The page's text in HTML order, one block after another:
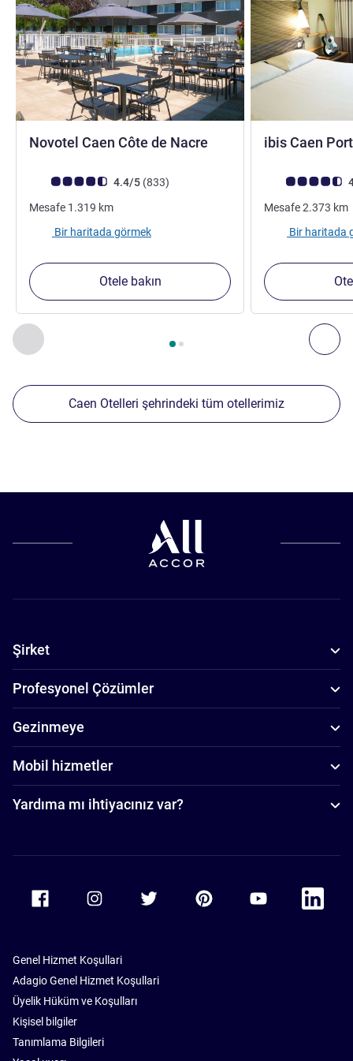
Önceki - Yakınlardaki diğer tesislerimiz
Sayfa , Yakınlardaki diğer tesislerimiz 1 :, Yakınlardaki
Novotel Caen Côte de Nacre
Avis müşterileri puanı (ALL Puanlama)
4.4/5 (833görüş
)
Mesafe 1.319 km
Bir haritada görmek
Otele bakın
ibis Caen
Avis müşterileri
Mesafe2.373 km
Bir haritada
Caen Otelleri şehrindeki tüm otellerimiz
Şirket
Profesyonel Çözümler
Gezinmeye
Mobil hizmetler
Yardıma mı ihtiyacınız var?
Accor Facebook Accor TwitterAccor PinterestAccor Youtube
Accor
Genel Hizmet Koşullari
Adagio Genel Hizmet Koşullari
Üyelik Hüküm ve Koşulları
Kişisel bilgiler
Tanımlama Bilgileri